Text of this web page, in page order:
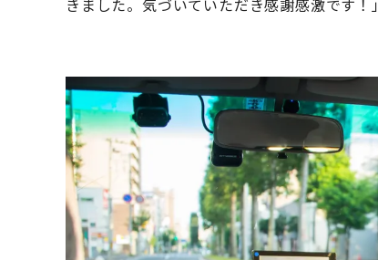
きました。気づいていただき感謝感激です！」